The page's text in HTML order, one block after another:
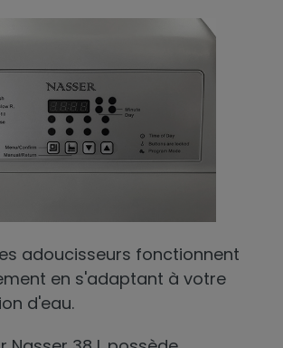
adoucisseurs fonctionnent
en s'adaptant à votre
d'eau.